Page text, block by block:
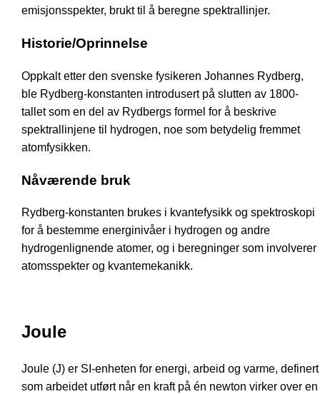
emisjonsspekter, brukt til å beregne spektrallinjer.
Historie/Oprinnelse
Oppkalt etter den svenske fysikeren Johannes Rydberg,
ble Rydberg-konstanten introdusert på slutten av 1800-
tallet som en del av Rydbergs formel for å beskrive
spektrallinjene til hydrogen, noe som betydelig fremmet
atomfysikken.
Nåværende bruk
Rydberg-konstanten brukes i kvantefysikk og spektroskopi
for å bestemme energinivåer i hydrogen og andre
hydrogenlignende atomer, og i beregninger som involverer
atomsspekter og kvantemekanikk.
Joule
Joule (J) er SI-enheten for energi, arbeid og varme, definert
som arbeidet utført når en kraft på én newton virker over en